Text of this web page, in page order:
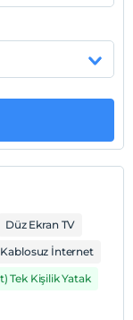
de
mevcuttur.
Kongre
Merkezi'ne
19 km.
Düz Ekran TV
Kablosuz İnternet
Tek Kişilik Yatak